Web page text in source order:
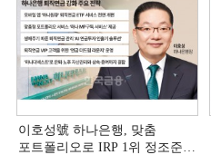
이호성號 하나은행, 맞춤
포트폴리오로 IRP 1위 정조준